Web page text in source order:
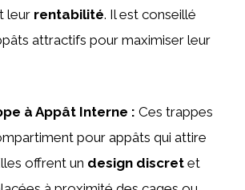
leur rentabilité. Il est conseillé
attractifs pour maximiser leur
à Appât Interne : Ces trappes
pour appâts qui attire
offrent un design discret et